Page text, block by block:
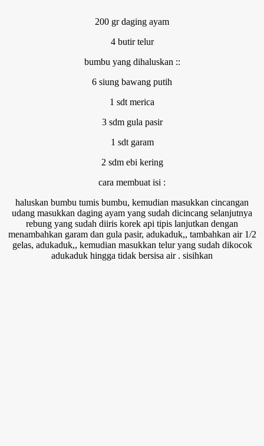
200 gr daging ayam
4 butir telur
bumbu yang dihaluskan ::
6 siung bawang putih
1 sdt merica
3 sdm gula pasir
1 sdt garam
2 sdm ebi kering
cara membuat isi :
haluskan bumbu tumis bumbu, kemudian masukkan cincangan
udang masukkan daging ayam yang sudah dicincang selanjutnya
rebung yang sudah diiris korek api tipis lanjutkan dengan
menambahkan garam dan gula pasir, adukaduk,, tambahkan air 1/2
gelas, adukaduk,, kemudian masukkan telur yang sudah dikocok
adukaduk hingga tidak bersisa air . sisihkan